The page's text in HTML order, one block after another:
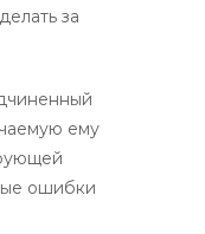
за
ему
ошибки